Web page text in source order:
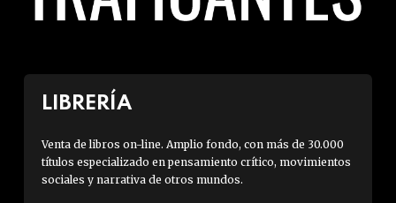
LIBRERÍA
Venta de libros on-line. Amplio fondo, con más de 30.000
títulos especializado en pensamiento crítico, movimientos
sociales y narrativa de otros mundos.